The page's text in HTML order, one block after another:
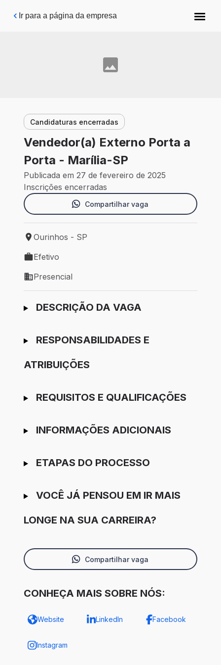
Pular para o conteúdo principal
Ir para a página da empresa
Candidaturas encerradas
Vendedor(a) Externo Porta a
Porta - Marília-SP
Publicada em 27 de fevereiro de 2025
Inscrições encerradas
Compartilhar vaga
Local de trabalho: Ourinhos - SP
Ourinhos - SP
Tipo de vaga: Efetivo
Efetivo
Modelo de trabalho: Presencial
Presencial
Ir para candidatura
DESCRIÇÃO DA VAGA
RESPONSABILIDADES E
ATRIBUIÇÕES
REQUISITOS E QUALIFICAÇÕES
INFORMAÇÕES ADICIONAIS
ETAPAS DO PROCESSO
VOCÊ JÁ PENSOU EM IR MAIS
LONGE NA SUA CARREIRA?
Compartilhar vaga
CONHEÇA MAIS SOBRE NÓS:
Website LinkedIn Facebook
Instagram